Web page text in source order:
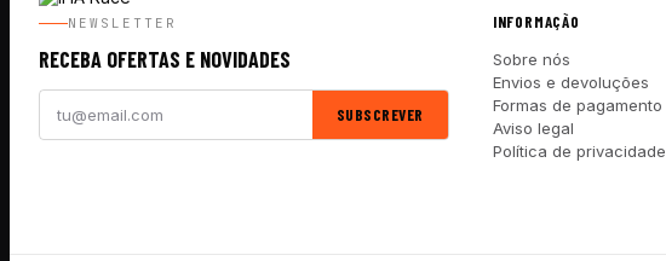
NEWSLETTER
RECEBA OFERTAS E NOVIDADES
SUBSCREVER
INFORMAÇÃO
Sobre nós
Envios e devoluções
Formas de pagamento
Aviso legal
Política de privacidade